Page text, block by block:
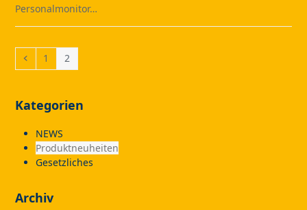
Personalmonitor…
Previous
Page
1 Page
2
Kategorien
NEWS
Produktneuheiten
Gesetzliches
Archiv